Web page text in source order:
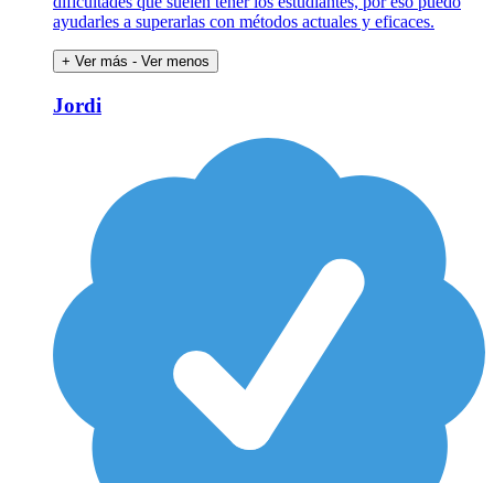
ayudarles a superarlas con métodos actuales y eficaces.
+ Ver más - Ver menos
Jordi